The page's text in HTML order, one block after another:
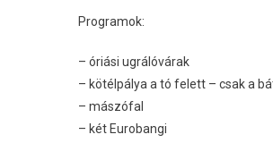
Programok:
– óriási ugrálóvárak
– kötélpálya a tó felett – csak a
– mászófal
– két Eurobangi